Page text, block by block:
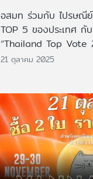
อสมท ร่วมกับ ไปรษณีย์
TOP 5 ของประเทศ กั
“Thailand Top Vote
21 ตุลาคม 2025